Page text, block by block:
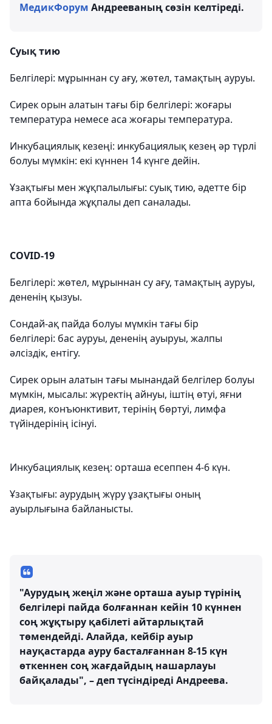
МедикФорум Андрееваның сөзін келтіреді.
Суық тию
Белгілері: мұрыннан су ағу, жөтел, тамақтың ауруы.
Сирек орын алатын тағы бір белгілері: жоғары
температура немесе аса жоғары температура.
Инкубациялық кезеңі: инкубациялық кезең әр түрлі
болуы мүмкін: екі күннен 14 күнге дейін.
Ұзақтығы мен жұқпалылығы: суық тию, әдетте бір
апта бойында жұқпалы деп саналады.
COVID-19
Белгілері: жөтел, мұрыннан су ағу, тамақтың ауруы,
дененің қызуы.
Сондай-ақ пайда болуы мүмкін тағы бір
белгілері: бас ауруы, дененің ауыруы, жалпы
әлсіздік, ентігу.
Сирек орын алатын тағы мынандай белгілер болуы
мүмкін, мысалы: жүректің айнуы, іштің өтуі, яғни
диарея, конъюнктивит, терінің бөртуі, лимфа
түйіндерінің ісінуі.
Инкубациялық кезең: орташа есеппен 4-6 күн.
Ұзақтығы: аурудың жүру ұзақтығы оның
ауырлығына байланысты.
"Аурудың жеңіл және орташа ауыр түрінің
белгілері пайда болғаннан кейін 10 күннен
соң жұқтыру қабілеті айтарлықтай
төмендейді. Алайда, кейбір ауыр
науқастарда ауру басталғаннан 8-15 күн
өткеннен соң жағдайдың нашарлауы
байқалады", – деп түсіндіреді Андреева.